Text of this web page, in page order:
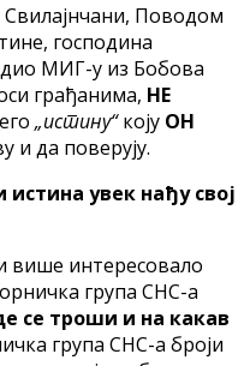
Поводом
господина
МИГ-у из Бобова
грађанима, НЕ
„истину“коју ОН
и да поверују.
истина увек нађу свој
више интересовало
група СНС-а
се троши и на какав
група СНС-а броји